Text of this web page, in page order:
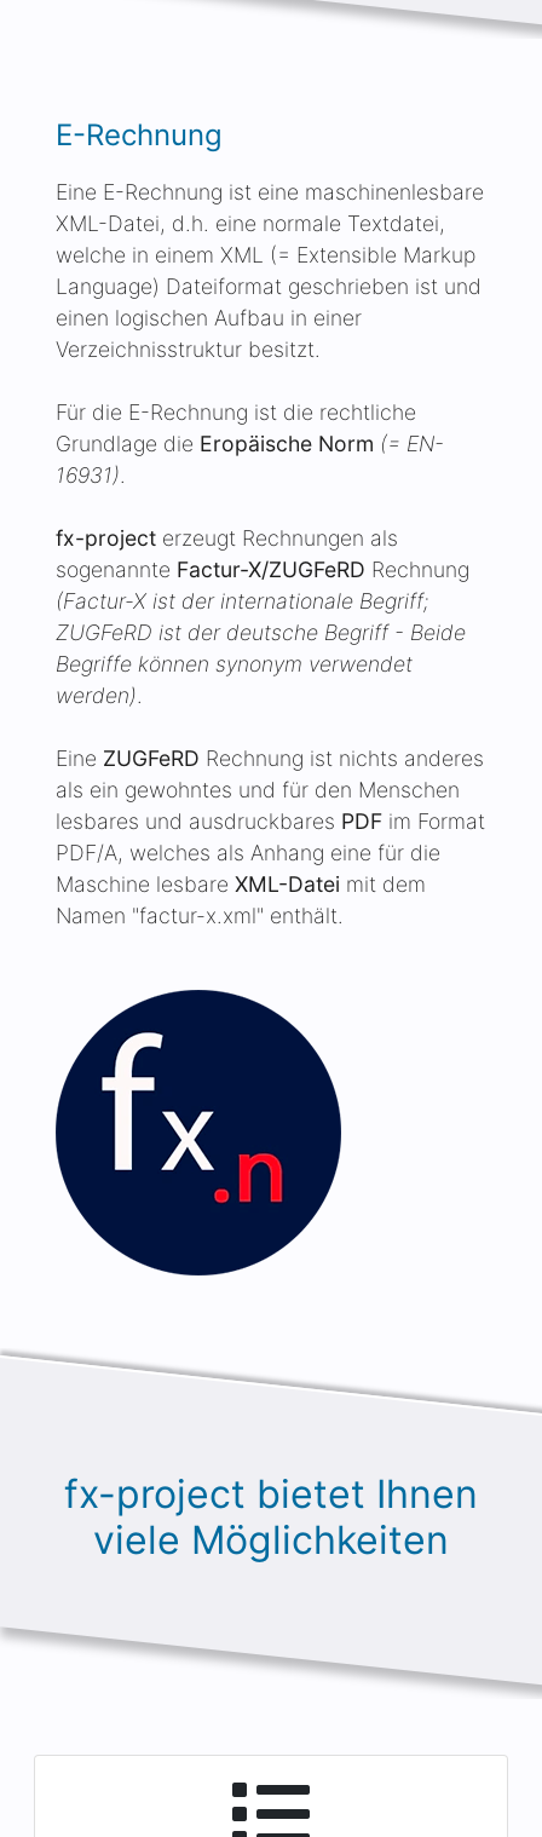
Eine E-Rechnung ist eine maschinenlesbare
XML-Datei, d.h. eine normale Textdatei,
welche in einem XML (= Extensible Markup
Language) Dateiformat geschrieben ist und
einen logischen Aufbau in einer
Verzeichnisstruktur besitzt.
Grundlage dieEropäische Norm (= EN-
16931).
sogenannteFactur-X/ZUGFeRD Rechnung
(Factur-X ist der internationale Begriff;
ZUGFeRD ist der deutsche Begriff - Beide
Begriffe können synonym verwendet
werden) .
als ein gewohntes und für den Menschen
lesbares und ausdruckbaresPDFim Format
PDF/A, welches als Anhang eine für die
Maschine lesbareXML-Dateimit dem
Namen "factur-x.xml" enthält.
viele Möglichkeiten